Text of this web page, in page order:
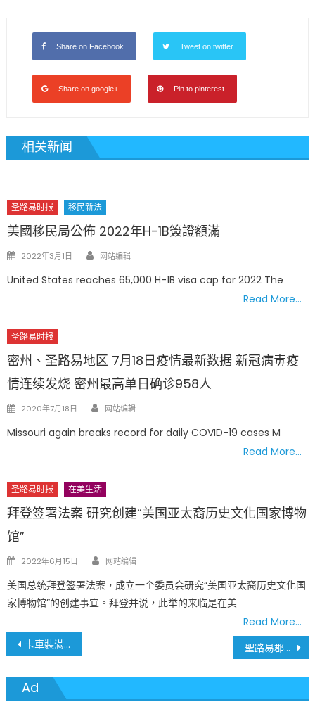
Share on Facebook Tweet on twitter
Share on google+ Pin to pinterest
相关新闻
圣路易时报 移民新法
美國移民局公佈 2022年H-1B簽證額滿
Posted
2022年3月1日 Author
网站编辑
United States reaches 65,000 H-1B visa cap for 2022 The
Read More…
圣路易时报
密州、圣路易地区 7月18日疫情最新数据 新冠病毒疫
情连续发烧 密州最高单日确诊958人
Posted
2020年7月18日 Author
网站编辑
Missouri again breaks record for daily COVID-19 cases M
Read More…
圣路易时报 在美生活
拜登签署法案 研究创建“美国亚太裔历史文化国家博物
馆”
Posted
2022年6月15日 Author
网站编辑
美国总统拜登签署法案，成立一个委员会研究“美国亚太裔历史文化国
家博物馆”的创建事宜。拜登并说，此举的来临是在美
Read More…
文
章
導
卡車裝滿炸彈槍枝 美國國會山莊暴力事件 比想像嚴重許多 聖路易郡衛生局收到第一批疫苗 170人接種
Ad